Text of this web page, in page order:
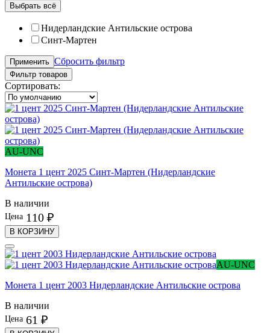
Выбрать всё
Нидерландские Антильские острова
Синт-Мартен
Применить Сбросить фильтр
Фильтр товаров
Сортировать:
AU-UNC
Монета 1 цент 2025 Синт-Мартен (Нидерландские
Антильские острова)
В наличии
Цена 110 ₽
В КОРЗИНУ
AU-UNC
Монета 1 цент 2003 Нидерландские Антильские острова
В наличии
Цена 61 ₽